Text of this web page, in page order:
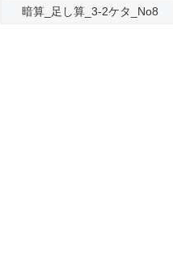
暗算_足し算_3-2ケタ_No8